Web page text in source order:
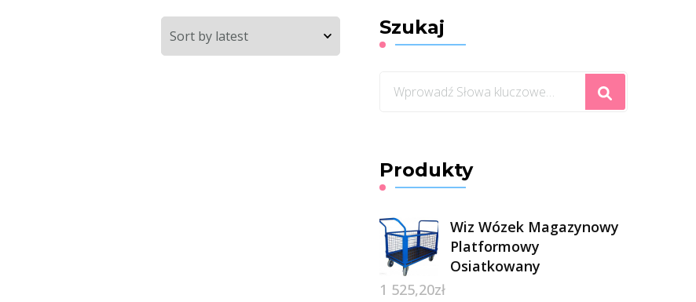
Szukaj
Szukasz
Produkty
Wiz Wózek Magazynowy
Platformowy
Osiatkowany
1 525,20zł